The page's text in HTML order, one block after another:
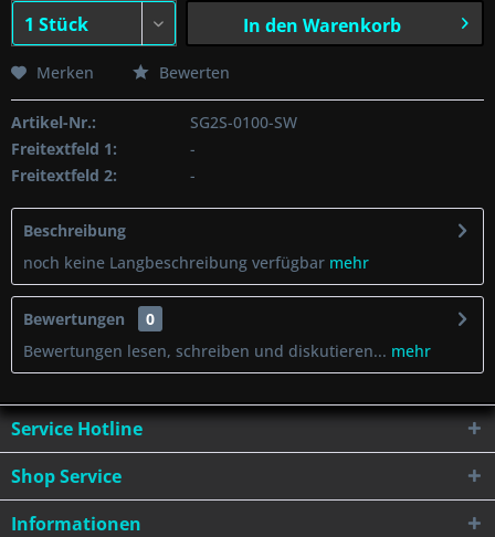
In den Warenkorb
Merken Bewerten
Artikel-Nr.:
SG2S-0100-SW
Freitextfeld 1:
-
Freitextfeld 2:
-
Beschreibung
noch keine Langbeschreibung verfügbar mehr
Bewertungen
0
Bewertungen lesen, schreiben und diskutieren... mehr
Service Hotline
Shop Service
Informationen